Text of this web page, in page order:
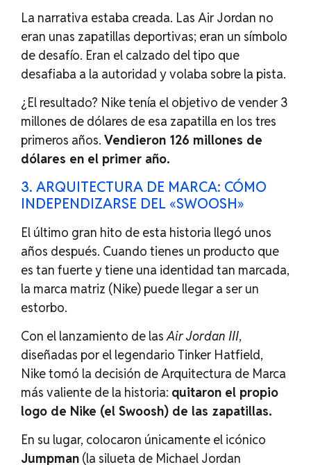
La narrativa estaba creada. Las Air Jordan no
eran unas zapatillas deportivas; eran un símbolo
de desafío. Eran el calzado del tipo que
desafiaba a la autoridad y volaba sobre la pista.
¿El resultado? Nike tenía el objetivo de vender 3
millones de dólares de esa zapatilla en los tres
primeros años. Vendieron 126 millones de
dólares en el primer año.
3. ARQUITECTURA DE MARCA: CÓMO
INDEPENDIZARSE DEL «SWOOSH»
El último gran hito de esta historia llegó unos
años después. Cuando tienes un producto que
es tan fuerte y tiene una identidad tan marcada,
la marca matriz (Nike) puede llegar a ser un
estorbo.
Con el lanzamiento de lasAir Jordan III,
diseñadas por el legendario Tinker Hatfield,
Nike tomó la decisión de Arquitectura de Marca
más valiente de la historia: quitaron el propio
logo de Nike (el Swoosh) de las zapatillas.
En su lugar, colocaron únicamente el icónico
Jumpman (la silueta de Michael Jordan